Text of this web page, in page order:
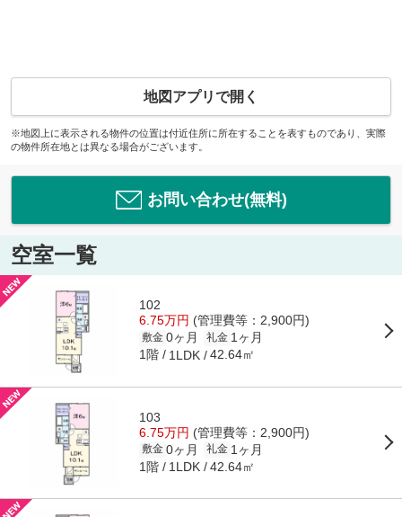
地図アプリで開く
※地図上に表示される物件の位置は付近住所に所在することを表すものであり、実際
の物件所在地とは異なる場合がございます。
お問い合わせ(無料)
空室一覧
102
6.75万円 (管理費等：2,900円)
敷金 0ヶ月 礼金 1ヶ月
1階 1LDK 42.64㎡
103
6.75万円 (管理費等：2,900円)
敷金 0ヶ月 礼金 1ヶ月
1階 1LDK 42.64㎡